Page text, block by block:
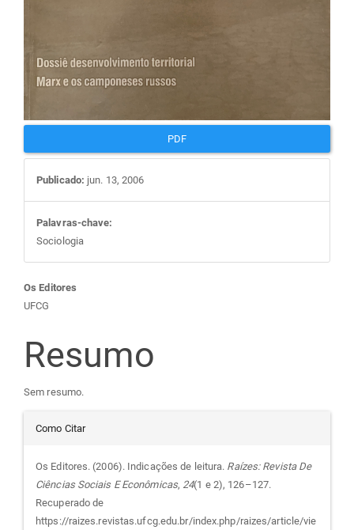
PDF
Publicado: jun. 13, 2006
Palavras-chave:
Sociologia
Conteúdo
do
artigo
principal
Os Editores
UFCG
Resumo
Sem resumo.
Detalhes
do
artigo
Como Citar
Os Editores. (2006). Indicações de leitura. Raízes: Revista De
Ciências Sociais E Econômicas, 24(1 e 2), 126–127.
Recuperado de
https://raizes.revistas.ufcg.edu.br/index.php/raizes/article/vie